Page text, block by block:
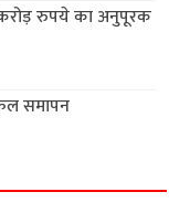
रुपये का अनुपूरक
समापन